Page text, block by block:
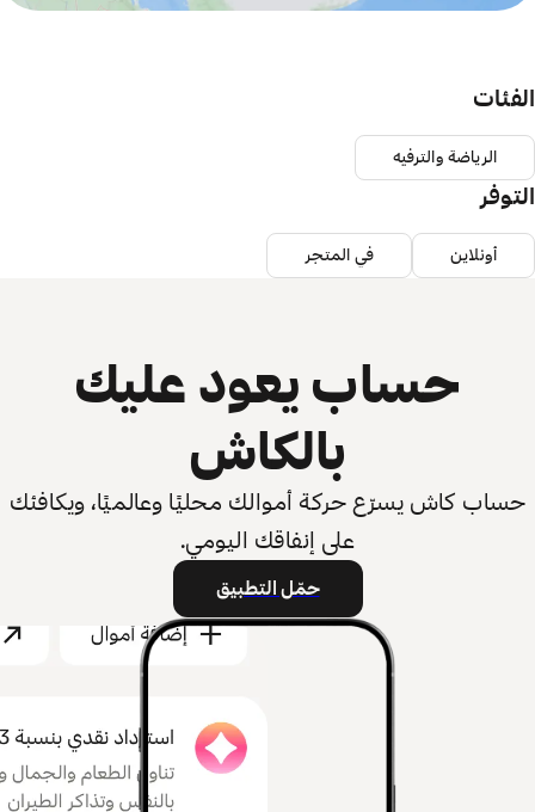
الفئات
الرياضة والترفيه
التوفر
أونلاين في المتجر
حساب يعود عليك
بالكاش
حساب كاش يسرّع حركة أموالك محليًا وعالميًا، ويكافئك
على إنفاقك اليومي.
حمّل التطبيق